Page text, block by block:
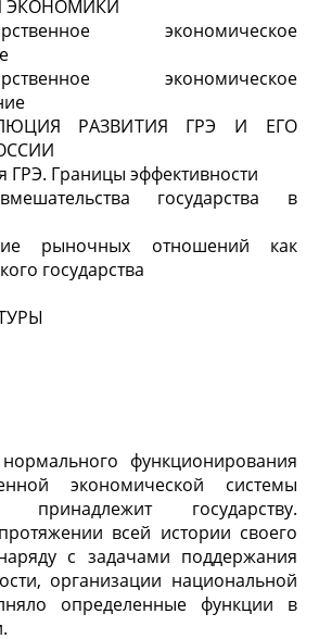
ЭКОНОМИКИ
экономическое
экономическое
РАЗВИТИЯ ГРЭ И ЕГО
ГРЭ. Границы эффективности
государства в
рыночных отношений как
государства
функционирования
экономической системы
государству.
всей истории своего
с задачами поддержания
организации национальной
определенные функции в